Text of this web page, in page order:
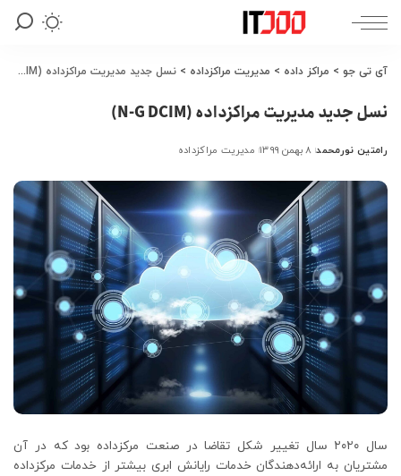
آی تی جو > مراکز داده > مدیریت مراکزداده > نسل جدید مدیریت مراکزداده (N-G DCIM)
نسل جدید مدیریت مراکزداده (N-G DCIM)
ارسال
توسط
رامتین نورمحمد ۸ بهمن ۱۳۹۹ مدیریت مراکزداده
سال ۲۰۲۰ سال تغییر شکل تقاضا در صنعت مرکزداده بود که در آن
مشتریان به ارائه‌دهندگان خدمات رایانش ابری بیشتر از خدمات مرکزداده